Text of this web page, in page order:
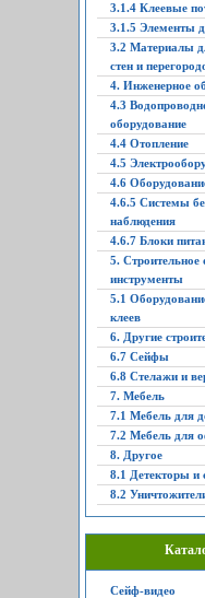
3.1.4 Клеевые
3.1.5 Элементы
3.2 Материалы
стен и
4. Инженерное
4.3
оборудование
4.4 Отопление
4.5
4.6
4.6.5 Системы
наблюдения
4.6.7 Блоки
5. Строительное
инструменты
5.1
клеев
6. Другие
6.7 Сейфы
6.8 Стелажи и
7. Мебель
7.1 Мебель для
7.2 Мебель для
8. Другое
8.1 Детекторы и
8.2
Сейф-видео